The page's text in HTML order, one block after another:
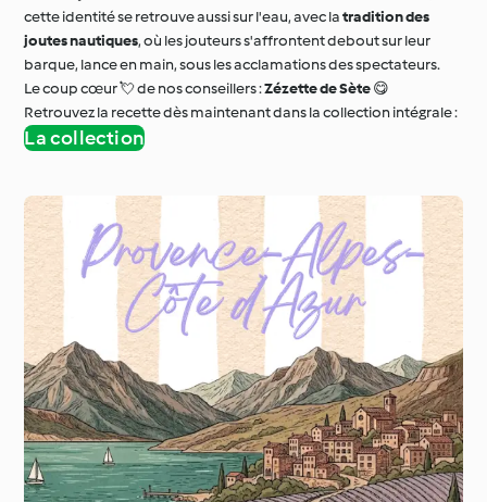
cette identité se retrouve aussi sur l'eau, avec latradition des
joutes nautiques, où les jouteurs s'affrontent debout sur leur
barque, lance en main, sous les acclamations des spectateurs.
Le coup cœur 💘 de nos conseillers :Zézette de Sète😋
Retrouvez la recette dès maintenant dans la collection intégrale :
La collection